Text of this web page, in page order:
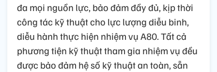
đa mọi nguồn lực, bảo đảm đầy đủ, kịp thời
công tác kỹ thuật cho lực lượng diễu binh,
diễu hành thực hiện nhiệm vụ A80. Tất cả
phương tiện kỹ thuật tham gia nhiệm vụ đều
được bảo đảm hệ số kỹ thuật an toàn, sẵn